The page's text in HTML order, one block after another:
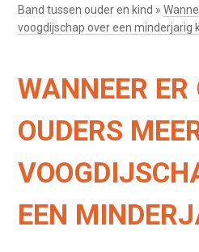
Band tussen ouder en kind »
voogdijschap over een minderjarig
WANNEER ER
OUDERS
EEN